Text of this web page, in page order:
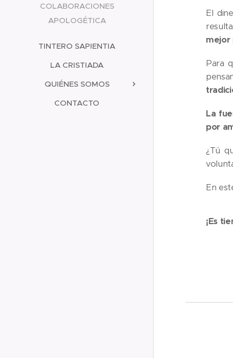
COLABORACIONES
APOLOGÉTICA
TINTERO SAPIENTIA
LA CRISTIADA
QUIÉNES SOMOS
CONTACTO
El
mejor
Para
La
por
¿Tú
En
¡Es